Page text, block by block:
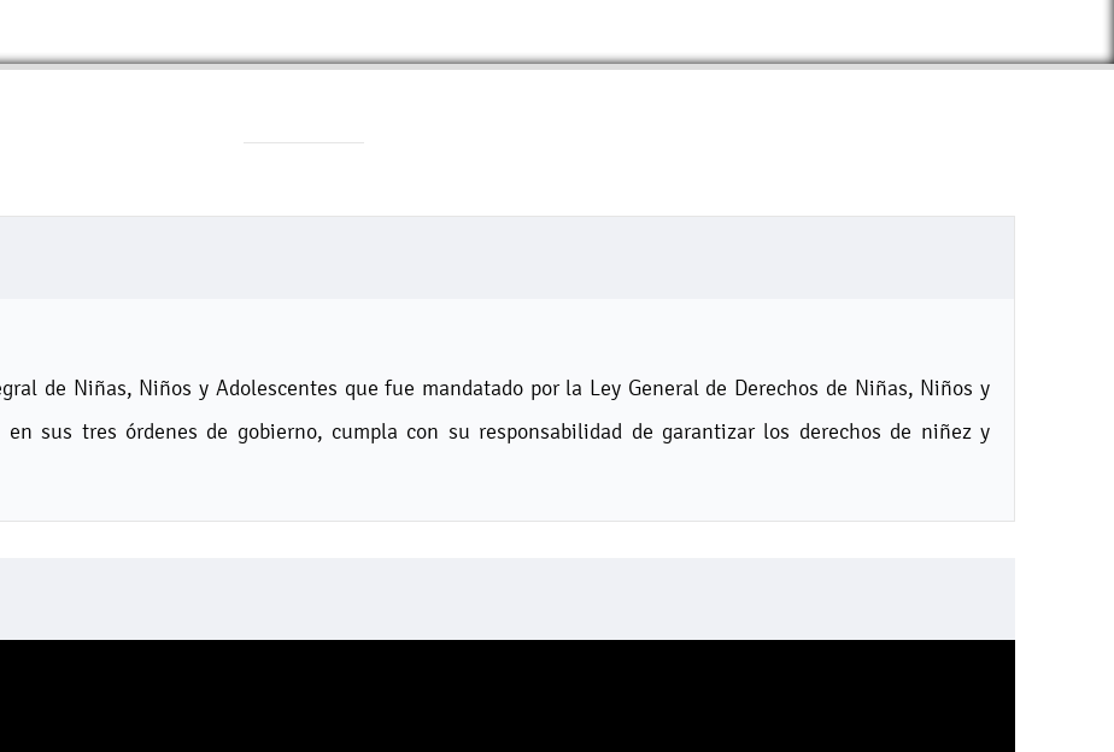
de Niñas, Niños y Adolescentes que fue mandatado por la Ley General de Derechos de Niñas, Niños y
sus tres órdenes de gobierno, cumpla con su responsabilidad de garantizar los derechos de niñez y